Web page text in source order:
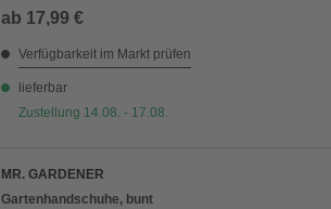
ab 17,99 €
Verfügbarkeit im Markt prüfen
lieferbar
Zustellung 14.08. - 17.08.
MR. GARDENER
Gartenhandschuhe, bunt